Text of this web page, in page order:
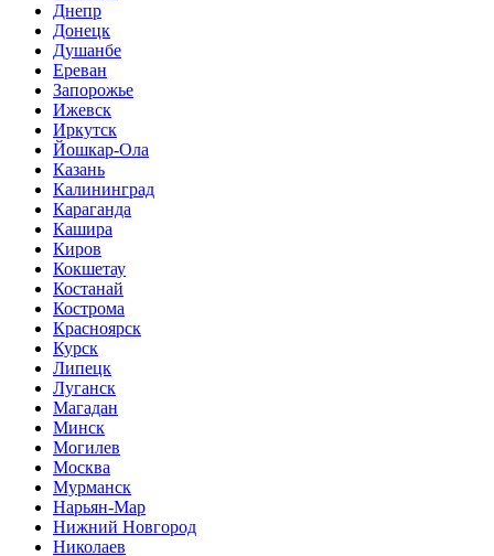
Днепр
Донецк
Душанбе
Ереван
Запорожье
Ижевск
Иркутск
Йошкар-Ола
Казань
Калининград
Караганда
Кашира
Киров
Кокшетау
Костанай
Кострома
Красноярск
Курск
Липецк
Луганск
Магадан
Минск
Могилев
Москва
Мурманск
Нарьян-Мар
Нижний Новгород
Николаев